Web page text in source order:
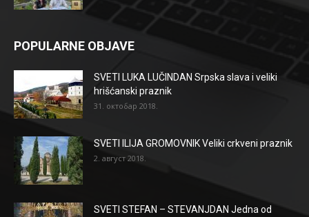
POPULARNE OBJAVE
SVETI LUKA LUČINDAN Srpska slava i veliki
hrišćanski praznik
31. октобар 2018.
SVETI ILIJA GROMOVNIK Veliki crkveni praznik
2. август 2018.
SVETI STEFAN – STEVANJDAN Jedna od